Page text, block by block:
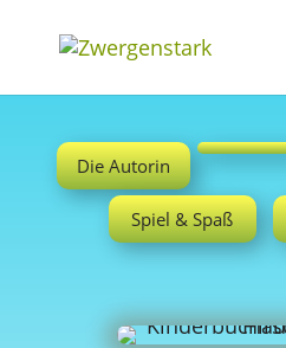
Die Autorin
Spiel & Spaß